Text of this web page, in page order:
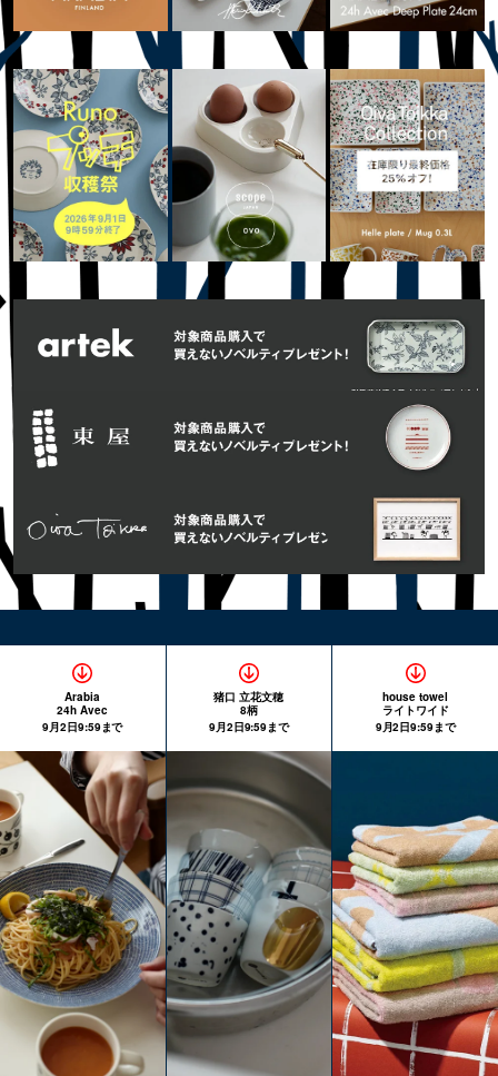
Arabia
24h Avec
9月2日9:59まで
猪口 立花文穂
8柄
9月2日9:59まで
house towel
ライトワイド
9月2日9:59まで